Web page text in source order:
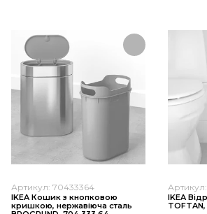
Артикул: 70433364
IKEA Кошик з кнопковою
кришкою, нержавіюча сталь
IKEA